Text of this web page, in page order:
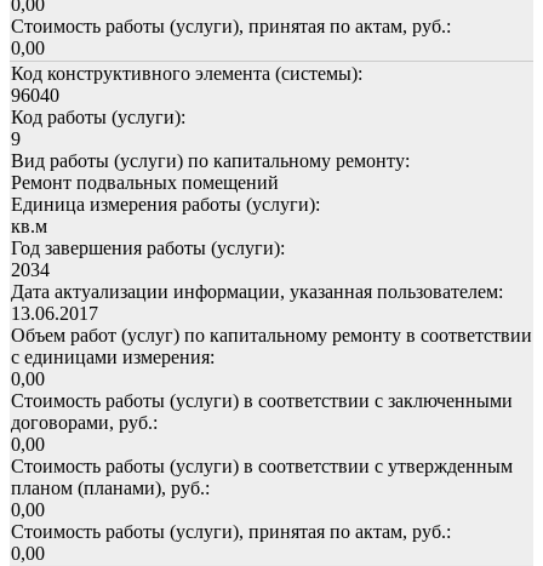
Стоимость работы (услуги), принятая по актам, руб.:
0,00
Код конструктивного элемента (системы):
96040
Код работы (услуги):
9
Вид работы (услуги) по капитальному ремонту:
Ремонт подвальных помещений
Единица измерения работы (услуги):
кв.м
Год завершения работы (услуги):
2034
Дата актуализации информации, указанная пользователем:
13.06.2017
Объем работ (услуг) по капитальному ремонту в соответствии
с единицами измерения:
0,00
Стоимость работы (услуги) в соответствии с заключенными
договорами, руб.:
0,00
Стоимость работы (услуги) в соответствии с утвержденным
планом (планами), руб.:
0,00
Стоимость работы (услуги), принятая по актам, руб.:
0,00